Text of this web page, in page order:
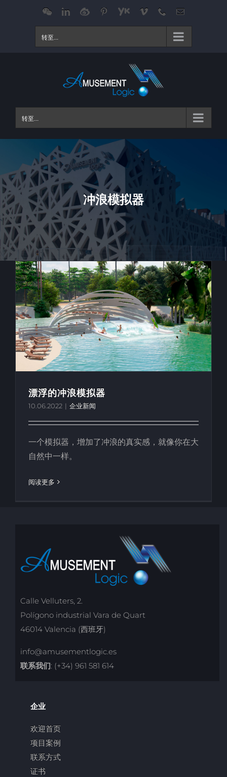
WeChatLinkedIn
Weibo Pinterest
Youku Vimeo Phone电
转至...
转至...
冲浪模拟器
漂浮的冲浪模拟器
10.06.2022 | 企业新闻
一个模拟器，增加了冲浪的真实感，就像你在大
自然中一样。
阅读更多
Calle Velluters, 2.
Polígono industrial Vara de Quart
46014 Valencia (西班牙)
info@amusementlogic.es
联系我们: (+34) 961 581 614
企业
欢迎首页
项目案例
联系方式
证书